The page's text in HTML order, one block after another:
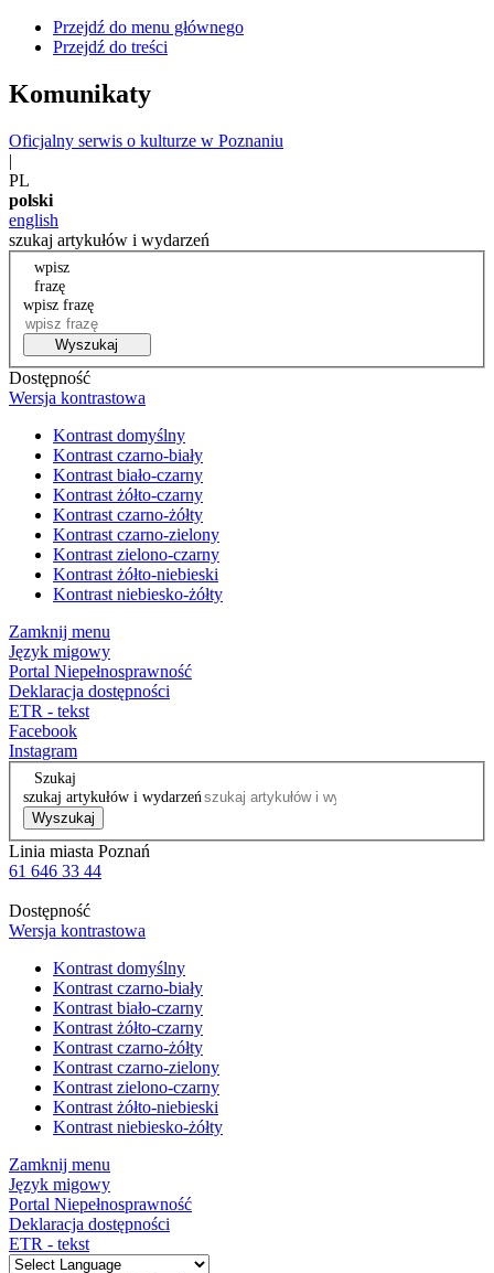
Przejdź do menu głównego
Przejdź do treści
Komunikaty
Oficjalny serwis o kulturze w Poznaniu
|
PL
polski
english
szukaj artykułów i wydarzeń
wpisz
frazę
wpisz frazę
Wyszukaj
Dostępność
Wersja kontrastowa
Kontrast domyślny
Kontrast czarno-biały
Kontrast biało-czarny
Kontrast żółto-czarny
Kontrast czarno-żółty
Kontrast czarno-zielony
Kontrast zielono-czarny
Kontrast żółto-niebieski
Kontrast niebiesko-żółty
Zamknij menu
Język migowy
Portal Niepełnosprawność
Deklaracja dostępności
ETR - tekst
Facebook
Instagram
Szukaj
szukaj artykułów i wydarzeń
Wyszukaj
Linia miasta Poznań
61 646 33 44
Dostępność
Wersja kontrastowa
Kontrast domyślny
Kontrast czarno-biały
Kontrast biało-czarny
Kontrast żółto-czarny
Kontrast czarno-żółty
Kontrast czarno-zielony
Kontrast zielono-czarny
Kontrast żółto-niebieski
Kontrast niebiesko-żółty
Zamknij menu
Język migowy
Portal Niepełnosprawność
Deklaracja dostępności
ETR - tekst